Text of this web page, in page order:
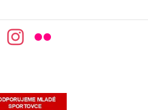
instagram
flickr